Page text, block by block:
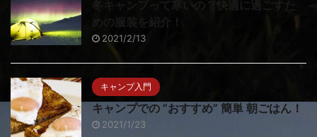
冬キャンプって寒いの？快適に過ごすた
めの服装を紹介！
2021/2/13
キャンプ入門
キャンプでの ”おすすめ” 簡単 朝ごはん！
2021/1/23